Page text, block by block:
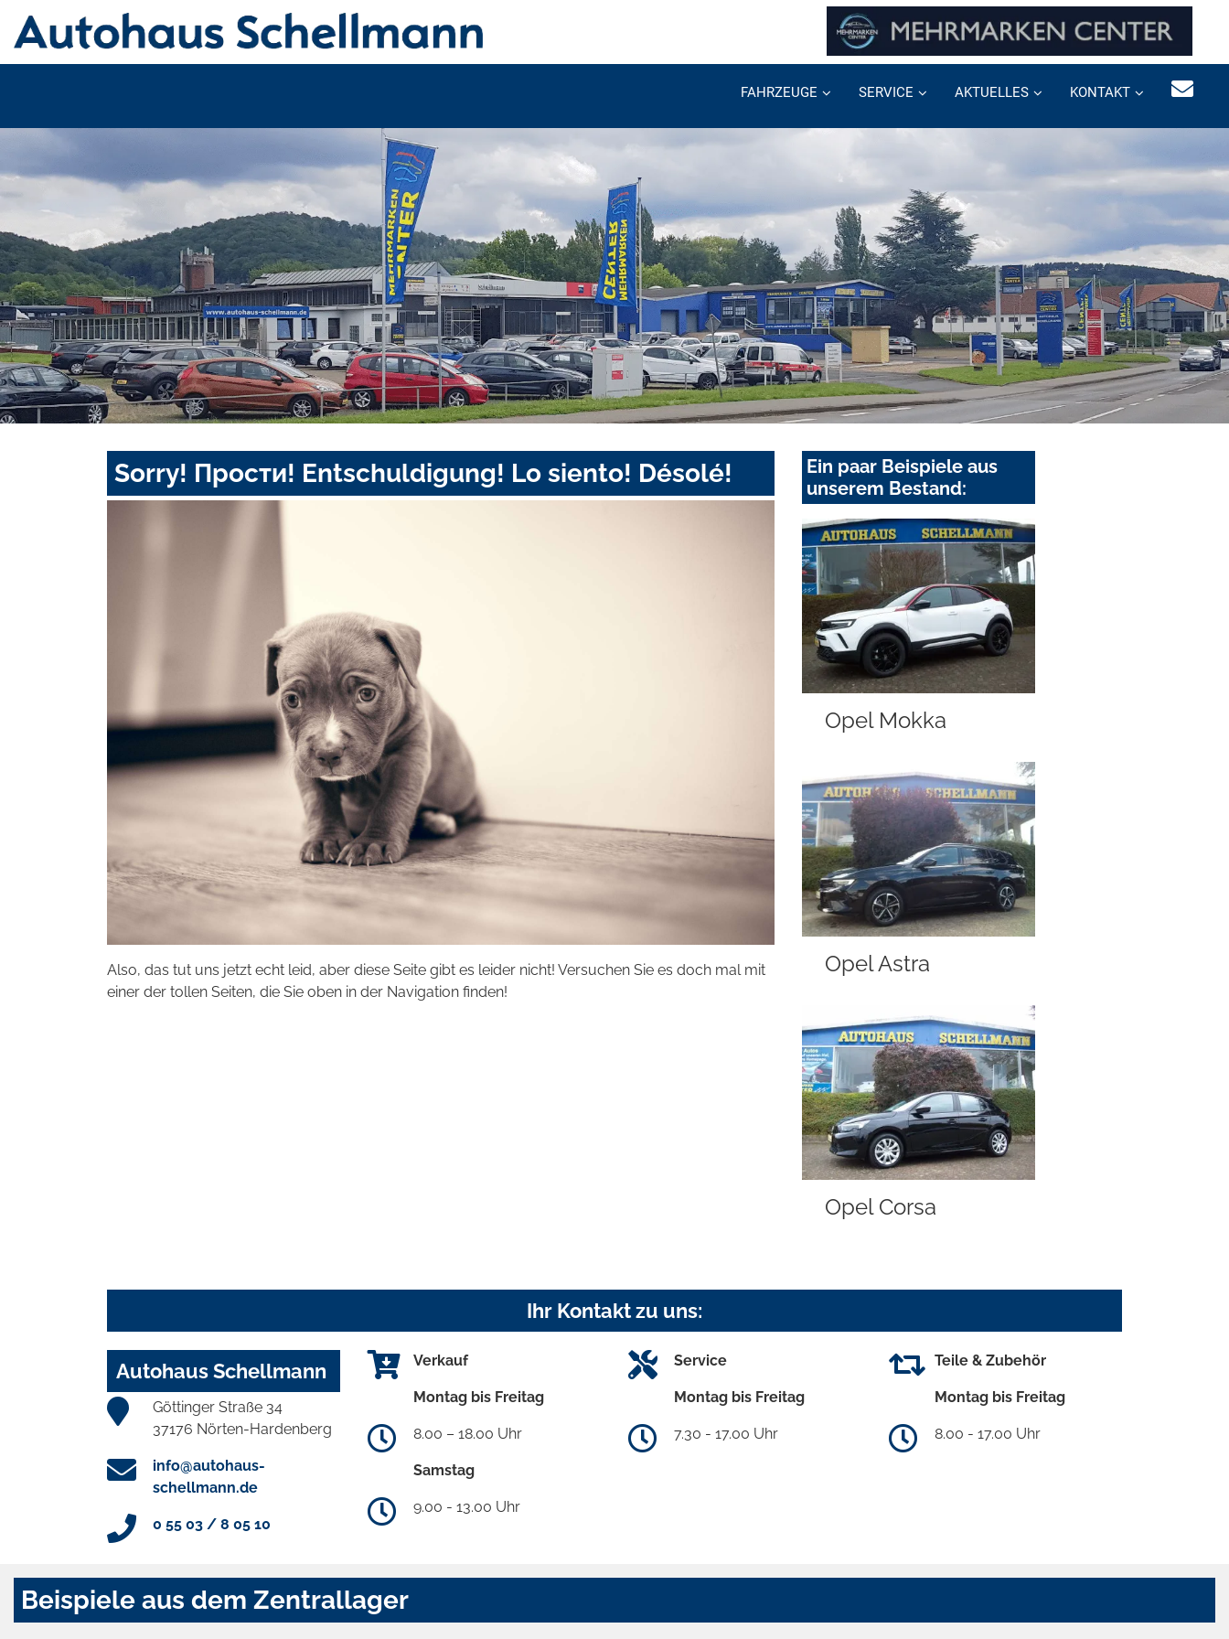
FAHRZEUGE SERVICE AKTUELLES KONTAKT
Sorry! Прости! Entschuldigung! Lo siento! Désolé!
Also, das tut uns jetzt echt leid, aber diese Seite gibt es leider nicht! Versuchen Sie es doch mal mit
einer der tollen Seiten, die Sie oben in der Navigation finden!
Ein paar Beispiele aus
unserem Bestand:
Opel Mokka
Opel Astra
Opel Corsa
Ihr Kontakt zu uns:
Autohaus Schellmann
Göttinger Straße 34
37176 Nörten-Hardenberg
info@autohaus-
schellmann.de
0 55 03 / 8 05 10
Verkauf
Montag bis Freitag
8.00 – 18.00 Uhr
Samstag
9.00 - 13.00 Uhr
Service
Montag bis Freitag
7.30 - 17.00 Uhr
Teile & Zubehör
Montag bis Freitag
8.00 - 17.00 Uhr
Beispiele aus dem Zentrallager